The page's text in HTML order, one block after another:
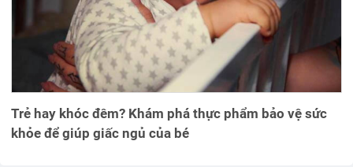
Trẻ hay khóc đêm? Khám phá thực phẩm bảo vệ sức
khỏe để giúp giấc ngủ của bé